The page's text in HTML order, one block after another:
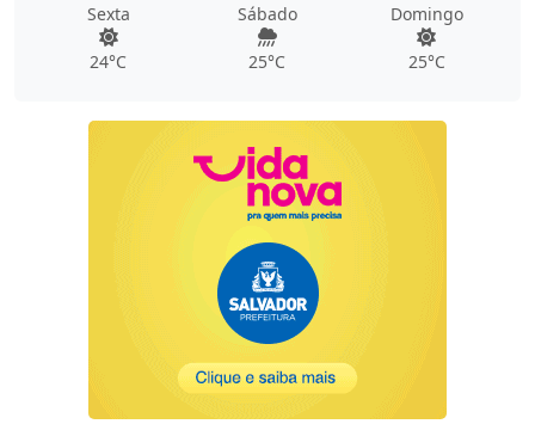
Sexta
24°C
Sábado
25°C
Domingo
25°C